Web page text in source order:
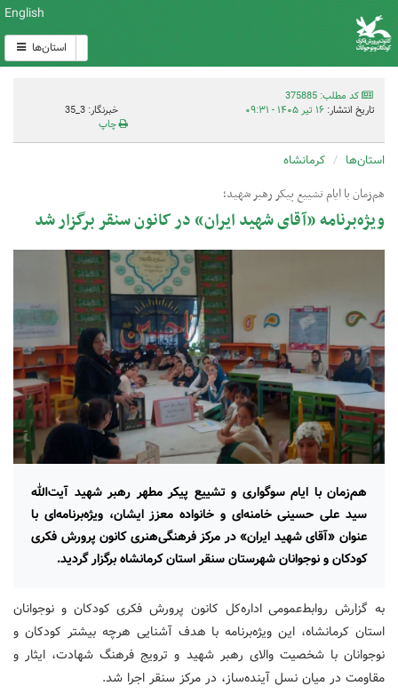
English
استان‌ها
کد مطلب: 375885
تاریخ انتشار: ۱۶ تیر ۱۴۰۵ - ۰۹:۳۱
خبرنگار: 3_35
چاپ
استان‌ها کرمانشاه
هم‌زمان با ایام تشییع پیکر رهبر شهید؛
ویژه‌برنامه «آقای شهید ایران» در کانون سنقر برگزار شد
هم‌زمان با ایام سوگواری و تشییع پیکر مطهر رهبر شهید آیت‌الله
سید علی حسینی خامنه‌ای و خانواده معزز ایشان، ویژه‌برنامه‌ای با
عنوان «آقای شهید ایران» در مرکز فرهنگی‌هنری کانون پرورش فکری
کودکان و نوجوانان شهرستان سنقر استان کرمانشاه برگزار گردید.
به گزارش روابط‌عمومی اداره‌کل کانون پرورش فکری کودکان و نوجوانان
استان کرمانشاه، این ویژه‌برنامه با هدف آشنایی هرچه بیشتر کودکان و
نوجوانان با شخصیت والای رهبر شهید و ترویج فرهنگ شهادت، ایثار و
مقاومت در میان نسل آینده‌ساز، در مرکز سنقر اجرا شد.